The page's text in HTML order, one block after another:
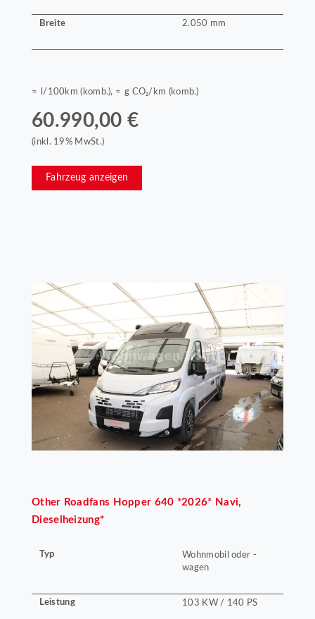
Breite 2.050 mm
≈ l/100km (komb.), ≈ g CO₂/km (komb.)
60.990,00 €
(inkl. 19% MwSt.)
Fahrzeug anzeigen
Other Roadfans Hopper 640 *2026* Navi,
Dieselheizung*
Typ
Wohnmobil oder -
wagen
Leistung 103 KW / 140 PS